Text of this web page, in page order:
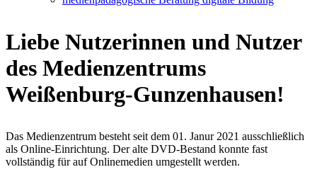
Liebe Nutzerinnen und Nutzer
des Medienzentrums
Weißenburg-Gunzenhausen!
Das Medienzentrum besteht seit dem 01. Janur 2021 ausschließlich
als Online-Einrichtung. Der alte DVD-Bestand konnte fast
vollständig für auf Onlinemedien umgestellt werden.